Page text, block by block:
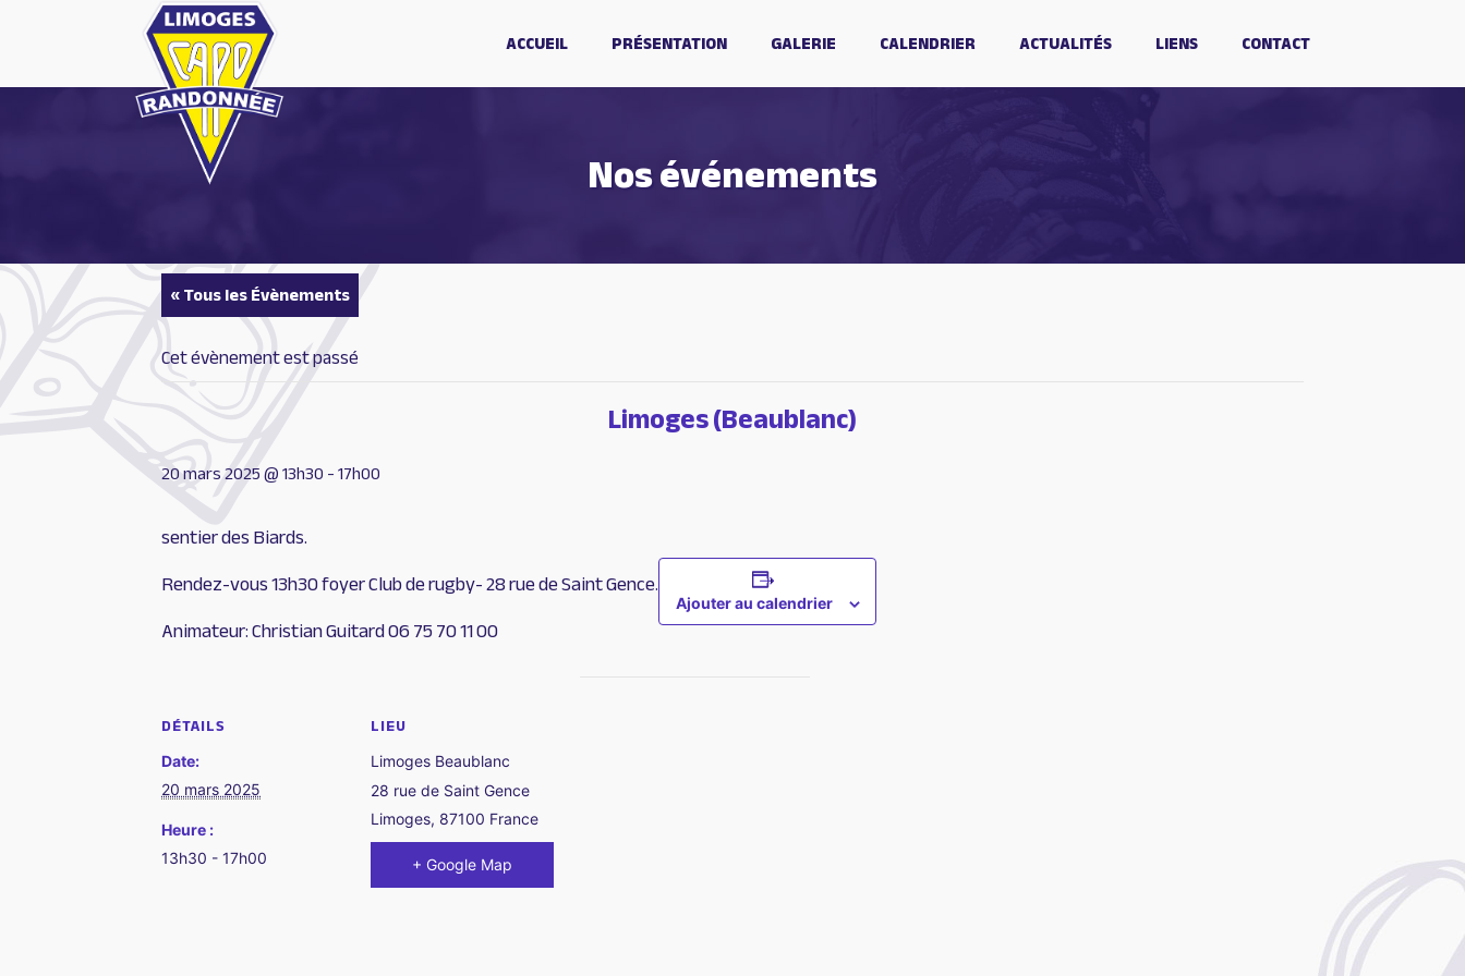
ACCUEIL PRÉSENTATION GALERIE CALENDRIER ACTUALITÉS LIENS CONTACT
Nos événements
« Tous les Évènements
Cet évènement est passé
Limoges (Beaublanc)
20 mars 2025 @ 13h30-17h00
sentier des Biards.
Rendez-vous 13h30 foyer Club de rugby- 28 rue de Saint Gence.
Animateur: Christian Guitard 06 75 70 11 00
Ajouter au calendrier
DÉTAILS
Date:
20 mars 2025
Heure :
13h30 - 17h00
LIEU
Limoges Beaublanc
28 rue de Saint Gence
Limoges, 87100 France
+ Google Map